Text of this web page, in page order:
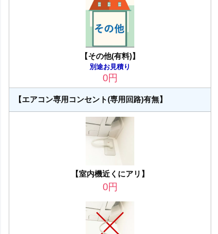
【その他(有料)】
別途お見積り
0円
【エアコン専用コンセント(専用回路)有無】
【室内機近くにアリ】
0円